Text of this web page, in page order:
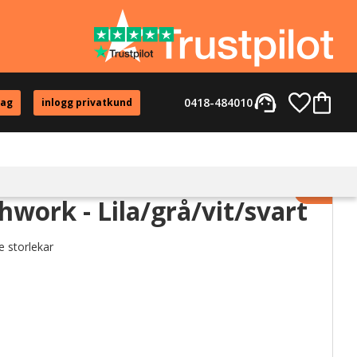
inlogg privatkund support_agent
0418-484010
- Lila/grå/vit/svart
storlekar
Lägg